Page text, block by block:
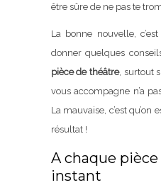
être sûre de ne pas te
La bonne nouvelle,
donner quelques
pièce de théâtre, surtout
vous accompagne n’a
La mauvaise, c’est
résultat !
A chaque
instant